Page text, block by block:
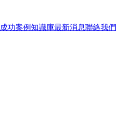
成功案例知識庫最新消息聯絡我們